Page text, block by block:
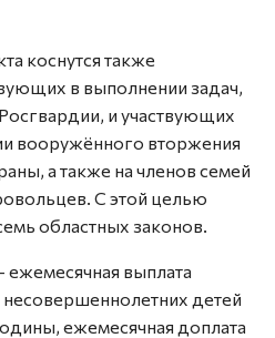
коснутся также
в выполнении задач,
и участвующих
вооружённого вторжения
а также на членов семей
С этой целью
областных законов.
выплата
детей
ежемесячная доплата